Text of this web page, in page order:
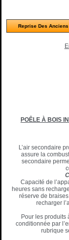
Reprise Des
POÊLE À BOIS
L’air secondaire
assure la
secondaire
Capacité de
heures sans
réserve de
recharger
Pour les produits
conditionnée par
rubrique